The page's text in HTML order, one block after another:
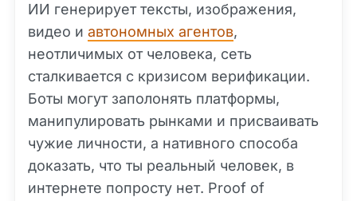
ИИ генерирует тексты, изображения,
видео и автономных агентов,
неотличимых от человека, сеть
сталкивается с кризисом верификации.
Боты могут заполонять платформы,
манипулировать рынками и присваивать
чужие личности, а нативного способа
доказать, что ты реальный человек, в
интернете попросту нет. Proof of